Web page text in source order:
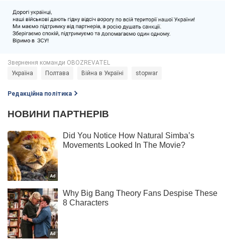
Україна Полтава Війна в Україні stopwar
Редакційна політика